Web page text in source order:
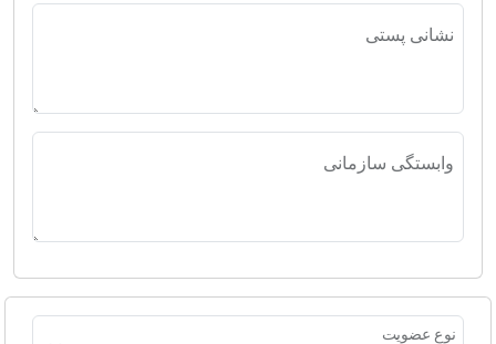
نشانی پستی
وابستگی سازمانی
نوع عضویت